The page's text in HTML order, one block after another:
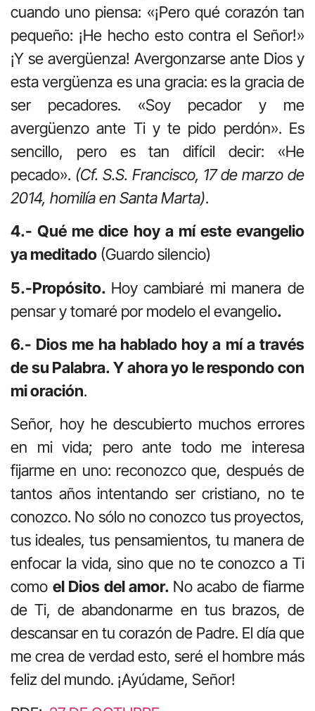
cuando uno piensa: «¡Pero qué corazón tan
pequeño: ¡He hecho esto contra el Señor!»
¡Y se avergüenza! Avergonzarse ante Dios y
esta vergüenza es una gracia: es la gracia de
ser pecadores. «Soy pecador y me
avergüenzo ante Ti y te pido perdón». Es
sencillo, pero es tan difícil decir: «He
pecado». (Cf. S.S. Francisco, 17 de marzo de
2014, homilía en Santa Marta).
4.- Qué me dice hoy a mí este evangelio
ya meditado (Guardo silencio)
5.-Propósito. Hoy cambiaré mi manera de
pensar y tomaré por modelo el evangelio.
6.- Dios me ha hablado hoy a mí a través
de su Palabra. Y ahora yo le respondo con
mi oración.
Señor, hoy he descubierto muchos errores
en mi vida; pero ante todo me interesa
fijarme en uno: reconozco que, después de
tantos años intentando ser cristiano, no te
conozco. No sólo no conozco tus proyectos,
tus ideales, tus pensamientos, tu manera de
enfocar la vida, sino que no te conozco a Ti
como el Dios del amor. No acabo de fiarme
de Ti, de abandonarme en tus brazos, de
descansar en tu corazón de Padre. El día que
me crea de verdad esto, seré el hombre más
feliz del mundo. ¡Ayúdame, Señor!